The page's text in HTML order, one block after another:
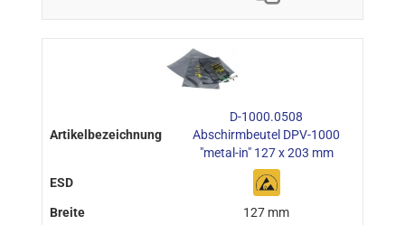
D-1000.0508
Abschirmbeutel DPV-1000
"metal-in" 127 x 203 mm
127 mm